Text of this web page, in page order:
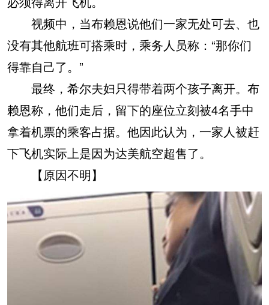
视频中，当布赖恩说他们一家无处可去、也
没有其他航班可搭乘时，乘务人员称：“那你们
得靠自己了。”
最终，希尔夫妇只得带着两个孩子离开。布
赖恩称，他们走后，留下的座位立刻被4名手中
拿着机票的乘客占据。他因此认为，一家人被赶
下飞机实际上是因为达美航空超售了。
【原因不明】